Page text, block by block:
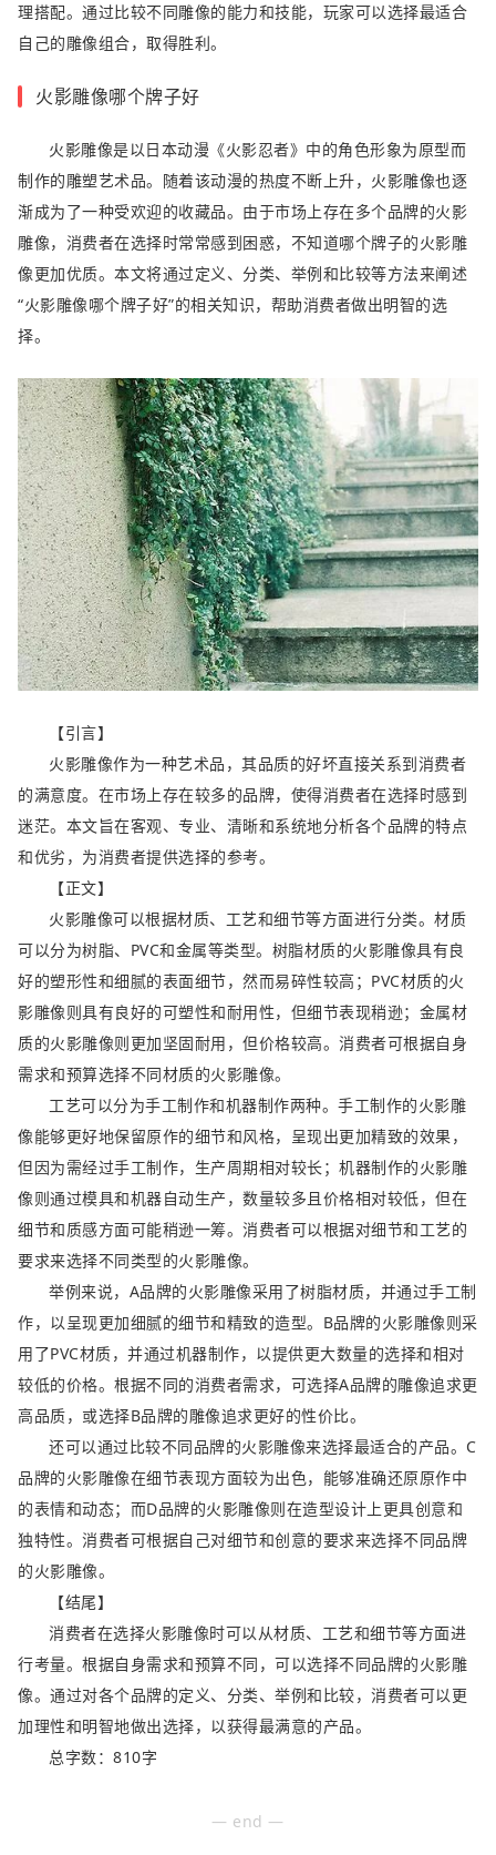
理搭配。通过比较不同雕像的能力和技能，玩家可以选择最适合
自己的雕像组合，取得胜利。
火影雕像哪个牌子好
火影雕像是以日本动漫《火影忍者》中的角色形象为原型而
制作的雕塑艺术品。随着该动漫的热度不断上升，火影雕像也逐
渐成为了一种受欢迎的收藏品。由于市场上存在多个品牌的火影
雕像，消费者在选择时常常感到困惑，不知道哪个牌子的火影雕
像更加优质。本文将通过定义、分类、举例和比较等方法来阐述
“火影雕像哪个牌子好”的相关知识，帮助消费者做出明智的选
择。
【引言】
火影雕像作为一种艺术品，其品质的好坏直接关系到消费者
的满意度。在市场上存在较多的品牌，使得消费者在选择时感到
迷茫。本文旨在客观、专业、清晰和系统地分析各个品牌的特点
和优劣，为消费者提供选择的参考。
【正文】
火影雕像可以根据材质、工艺和细节等方面进行分类。材质
可以分为树脂、PVC和金属等类型。树脂材质的火影雕像具有良
好的塑形性和细腻的表面细节，然而易碎性较高；PVC材质的火
影雕像则具有良好的可塑性和耐用性，但细节表现稍逊；金属材
质的火影雕像则更加坚固耐用，但价格较高。消费者可根据自身
需求和预算选择不同材质的火影雕像。
工艺可以分为手工制作和机器制作两种。手工制作的火影雕
像能够更好地保留原作的细节和风格，呈现出更加精致的效果，
但因为需经过手工制作，生产周期相对较长；机器制作的火影雕
像则通过模具和机器自动生产，数量较多且价格相对较低，但在
细节和质感方面可能稍逊一筹。消费者可以根据对细节和工艺的
要求来选择不同类型的火影雕像。
举例来说，A品牌的火影雕像采用了树脂材质，并通过手工制
作，以呈现更加细腻的细节和精致的造型。B品牌的火影雕像则采
用了PVC材质，并通过机器制作，以提供更大数量的选择和相对
较低的价格。根据不同的消费者需求，可选择A品牌的雕像追求更
高品质，或选择B品牌的雕像追求更好的性价比。
还可以通过比较不同品牌的火影雕像来选择最适合的产品。C
品牌的火影雕像在细节表现方面较为出色，能够准确还原原作中
的表情和动态；而D品牌的火影雕像则在造型设计上更具创意和
独特性。消费者可根据自己对细节和创意的要求来选择不同品牌
的火影雕像。
【结尾】
消费者在选择火影雕像时可以从材质、工艺和细节等方面进
行考量。根据自身需求和预算不同，可以选择不同品牌的火影雕
像。通过对各个品牌的定义、分类、举例和比较，消费者可以更
加理性和明智地做出选择，以获得最满意的产品。
总字数：810字
— end —